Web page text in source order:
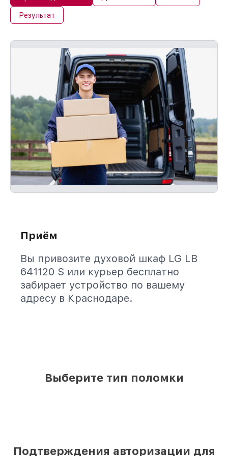
Результат
Приём
Вы привозите духовой шкаф LG LB
641120 S или курьер бесплатно
забирает устройство по вашему
адресу в Краснодаре.
Выберите тип поломки
Подтверждения авторизации для